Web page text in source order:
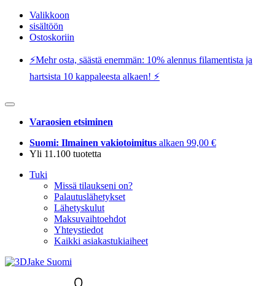
Valikkoon
sisältöön
Ostoskoriin
⚡️Mehr osta, säästä enemmän: 10% alennus filamentista ja
hartsista 10 kappaleesta alkaen! ⚡️
Varaosien etsiminen
Suomi: Ilmainen vakiotoimitus alkaen 99,00 €
Yli 11.100 tuotetta
Tuki
Missä tilaukseni on?
Palautuslähetykset
Lähetyskulut
Maksuvaihtoehdot
Yhteystiedot
Kaikki asiakastukiaiheet